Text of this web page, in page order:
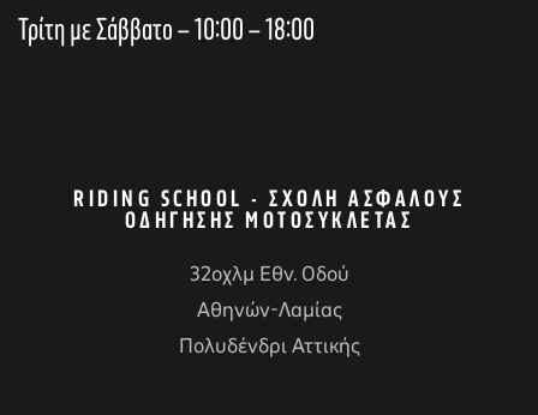
Τρίτη με Σάββατο – 10:00 – 18:00
RIDING SCHOOL - ΣΧΟΛΉ ΑΣΦΑΛΟΎΣ
ΟΔΉΓΗΣΗΣ ΜΟΤΟΣΥΚΛΈΤΑΣ
32οχλμ Εθν. Οδού
Αθηνών-Λαμίας
Πολυδένδρι Αττικής